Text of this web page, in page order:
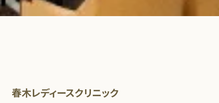
春木レディースクリニック